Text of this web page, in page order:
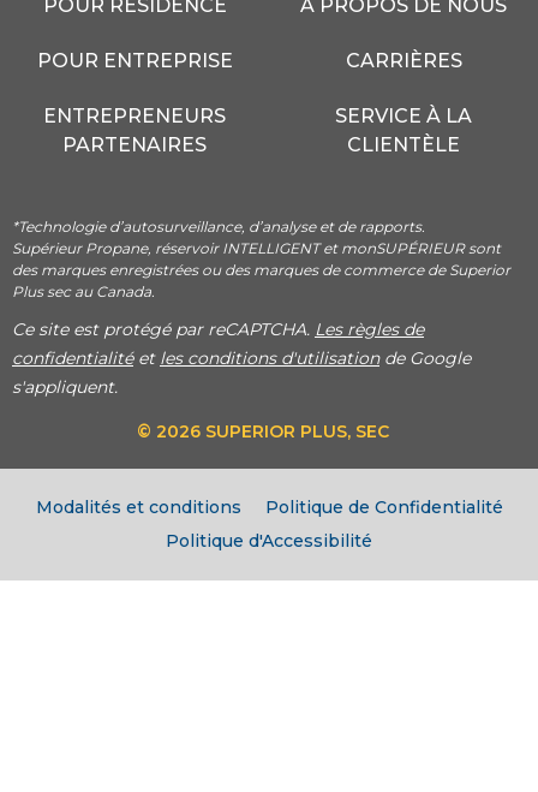
POUR RÉSIDENCE
POUR ENTREPRISE
ENTREPRENEURS
PARTENAIRES
À PROPOS DE NOUS
CARRIÈRES
SERVICE À LA
CLIENTÈLE
*Technologie d’autosurveillance, d’analyse et de rapports.
Supérieur Propane, réservoir INTELLIGENT et monSUPÉRIEUR sont
des marques enregistrées ou des marques de commerce de Superior
Plus sec au Canada.
Ce site est protégé par reCAPTCHA. Les règles de
confidentialitéet les conditions d'utilisationde Google
s'appliquent.
© 2026 SUPERIOR PLUS, SEC
Modalités et conditions
Politique de Confidentialité
Politique d'Accessibilité